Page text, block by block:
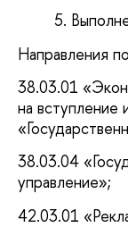
Направления
38.03.01
на
38.03.04
управление»;
42.03.01